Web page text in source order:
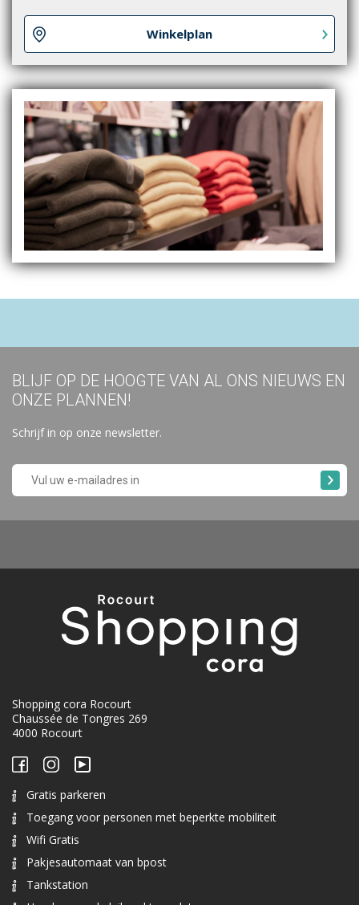
Winkelplan
BLIJF OP DE HOOGTE VAN AL ONS NIEUWS EN
ONZE PLANNEN!
Schrijf in op onze newsletter.
Shopping cora Rocourt
Chaussée de Tongres 269
4000 Rocourt
Gratis parkeren
Toegang voor personen met beperkte mobiliteit
Wifi Gratis
Pakjesautomaat van bpost
Tankstation